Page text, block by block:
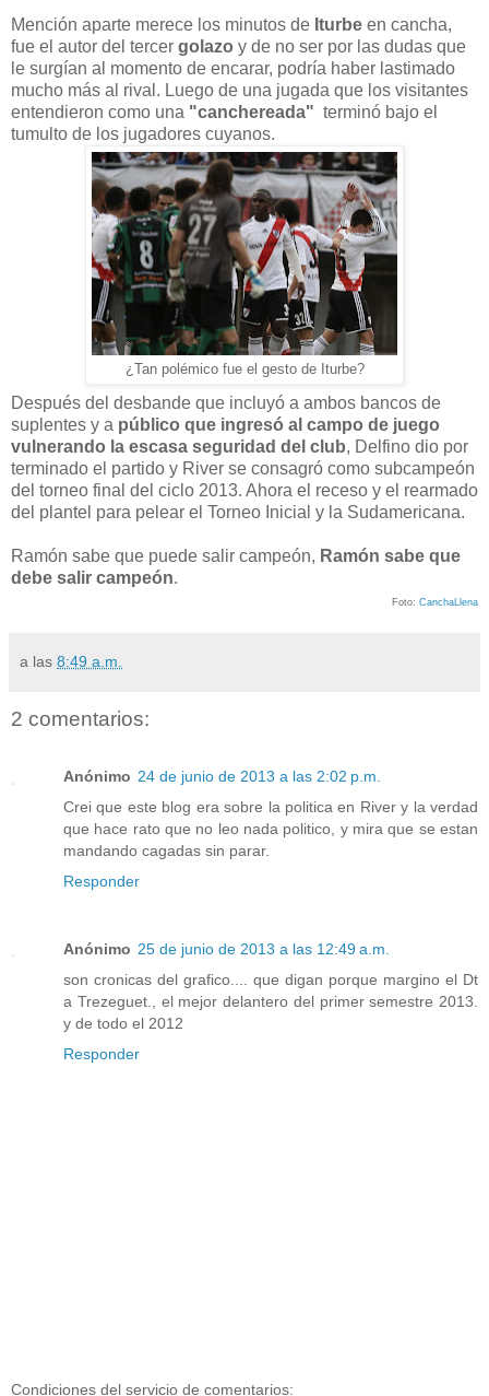
Mención aparte merece los minutos de Iturbe en cancha,
fue el autor del tercer golazo y de no ser por las dudas que
le surgían al momento de encarar, podría haber lastimado
mucho más al rival. Luego de una jugada que los visitantes
entendieron como una "canchereada" terminó bajo el
tumulto de los jugadores cuyanos.
¿Tan polémico fue el gesto de Iturbe?
Después del desbande que incluyó a ambos bancos de
suplentes y a público que ingresó al campo de juego
vulnerando la escasa seguridad del club, Delfino dio por
terminado el partido y River se consagró como subcampeón
del torneo final del ciclo 2013. Ahora el receso y el rearmado
del plantel para pelear el Torneo Inicial y la Sudamericana.
Ramón sabe que puede salir campeón, Ramón sabe que
debe salir campeón.
Foto: CanchaLlena
a las 8:49 a.m.
2 comentarios:
Anónimo 24 de junio de 2013 a las 2:02 p.m.
Crei que este blog era sobre la politica en River y la verdad
que hace rato que no leo nada politico, y mira que se estan
mandando cagadas sin parar.
Responder
Anónimo 25 de junio de 2013 a las 12:49 a.m.
son cronicas del grafico.... que digan porque margino el Dt
a Trezeguet., el mejor delantero del primer semestre 2013.
y de todo el 2012
Responder
Condiciones del servicio de comentarios: